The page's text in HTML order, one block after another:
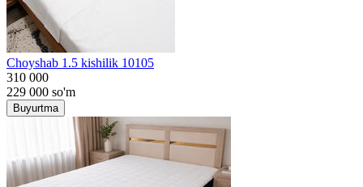
Choyshab 1.5 kishilik 10105
310 000
229 000 so'm
Buyurtma